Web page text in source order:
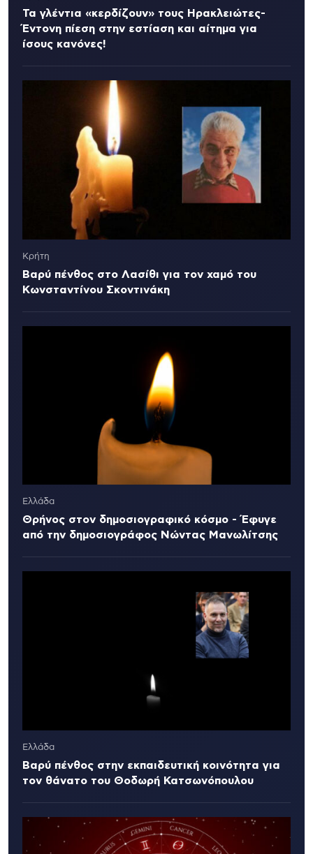
Τα γλέντια «κερδίζουν» τους Ηρακλειώτες-
Έντονη πίεση στην εστίαση και αίτημα για
ίσους κανόνες!
Κρήτη
Βαρύ πένθος στο Λασίθι για τον χαμό του
Κωνσταντίνου Σκοντινάκη
Ελλάδα
Θρήνος στον δημοσιογραφικό κόσμο - Έφυγε
από την δημοσιογράφος Νώντας Μανωλίτσης
Ελλάδα
Βαρύ πένθος στην εκπαιδευτική κοινότητα για
τον θάνατο του Θοδωρή Κατσωνόπουλου